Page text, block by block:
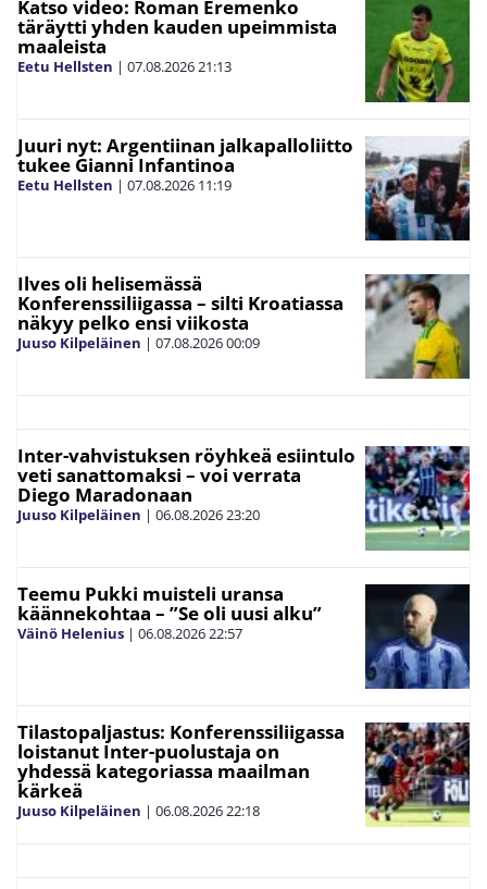
Katso video: Roman Eremenko
täräytti yhden kauden upeimmista
maaleista
Eetu Hellsten | 07.08.202621:13
Juuri nyt: Argentiinan jalkapalloliitto
tukee Gianni Infantinoa
Eetu Hellsten | 07.08.2026 11:19
Ilves oli helisemässä
Konferenssiliigassa – silti Kroatiassa
näkyy pelko ensi viikosta
Juuso Kilpeläinen | 07.08.202600:09
Inter-vahvistuksen röyhkeä esiintulo
veti sanattomaksi – voi verrata
Diego Maradonaan
Juuso Kilpeläinen | 06.08.202623:20
Teemu Pukki muisteli uransa
käännekohtaa – ”Se oli uusi alku”
Väinö Helenius | 06.08.202622:57
Tilastopaljastus: Konferenssiliigassa
loistanut Inter-puolustaja on
yhdessä kategoriassa maailman
kärkeä
Juuso Kilpeläinen | 06.08.202622:18